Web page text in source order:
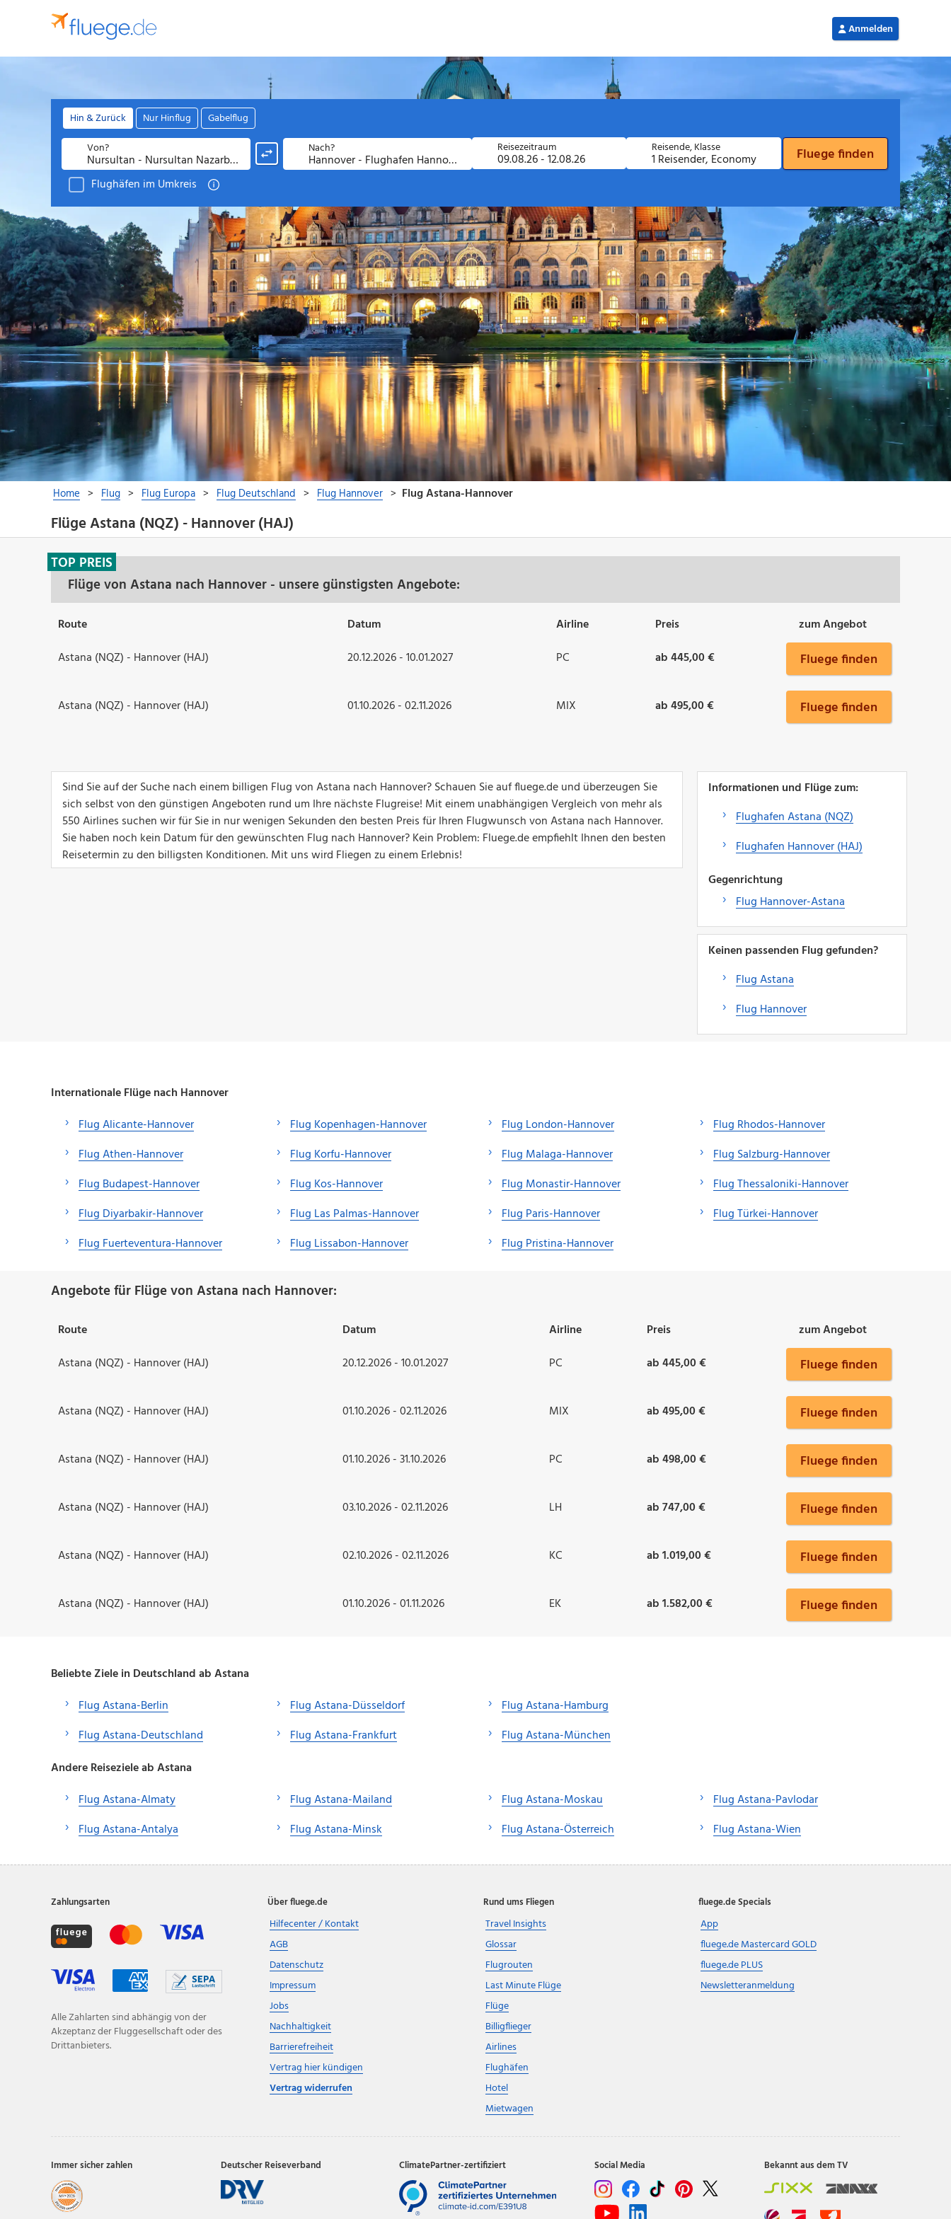
Flüge Astana (NQZ) - Hannover (HAJ)
Flüge von Astana nach Hannover - unsere günstigsten Angebote:
TOP PREIS
Route Datum Airline Preis
zum Angebot
Astana (NQZ) - Hannover (HAJ)
20.12.2026 - 10.01.2027 PC ab 445,00 € Fluege finden
Astana (NQZ) - Hannover (HAJ) 01.10.2026 - 02.11.2026 MIX ab 495,00 € Fluege finden
Sind Sie auf der Suche nach einem billigen Flug von Astana nach Hannover? Schauen Sie auf fluege.de und überzeugen Sie
sich selbst von den günstigen Angeboten rund um Ihre nächste Flugreise! Mit einem unabhängigen Vergleich von mehr als
550 Airlines suchen wir für Sie in nur wenigen Sekunden den besten Preis für Ihren Flugwunsch von Astana nach Hannover.
Sie haben noch kein Datum für den gewünschten Flug nach Hannover? Kein Problem: Fluege.de empfiehlt Ihnen den besten
Reisetermin zu den billigsten Konditionen. Mit uns wird Fliegen zu einem Erlebnis!
Informationen und Flüge zum:
Flughafen Astana (NQZ)
Flughafen Hannover (HAJ)
Gegenrichtung
Flug Hannover-Astana
Keinen passenden Flug gefunden?
Flug Astana
Flug Hannover
Internationale Flüge nach Hannover
Flug Alicante-Hannover
Flug Athen-Hannover
Flug Budapest-Hannover
Flug Diyarbakir-Hannover
Flug Fuerteventura-Hannover
Flug Kopenhagen-Hannover
Flug Korfu-Hannover
Flug Kos-Hannover
Flug Las Palmas-Hannover
Flug Lissabon-Hannover
Flug London-Hannover
Flug Malaga-Hannover
Flug Monastir-Hannover
Flug Paris-Hannover
Flug Pristina-Hannover
Flug Rhodos-Hannover
Flug Salzburg-Hannover
Flug Thessaloniki-Hannover
Flug Türkei-Hannover
Angebote für Flüge von Astana nach Hannover:
Route Datum Airline Preis
zum Angebot
Astana (NQZ) - Hannover (HAJ)
20.12.2026 - 10.01.2027 PC ab 445,00 € Fluege finden
Astana (NQZ) - Hannover (HAJ) 01.10.2026 - 02.11.2026 MIX ab 495,00 € Fluege finden
Astana (NQZ) - Hannover (HAJ) 01.10.2026 - 31.10.2026 PC ab 498,00 € Fluege finden
Astana (NQZ) - Hannover (HAJ) 03.10.2026 - 02.11.2026 LH ab 747,00 € Fluege finden
Astana (NQZ) - Hannover (HAJ) 02.10.2026 - 02.11.2026 KC ab 1.019,00 € Fluege finden
Astana (NQZ) - Hannover (HAJ) 01.10.2026 - 01.11.2026 EK ab 1.582,00 € Fluege finden
Beliebte Ziele in Deutschland ab Astana
Flug Astana-Berlin
Flug Astana-Deutschland
Flug Astana-Düsseldorf
Flug Astana-Frankfurt
Flug Astana-Hamburg
Flug Astana-München
Andere Reiseziele ab Astana
Flug Astana-Almaty
Flug Astana-Antalya
Flug Astana-Mailand
Flug Astana-Minsk
Flug Astana-Moskau
Flug Astana-Österreich
Flug Astana-Pavlodar
Flug Astana-Wien